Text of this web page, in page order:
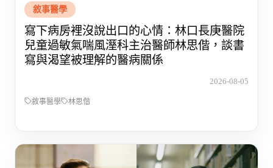
敘事醫學
寫下病房裡沒說出口的心情：林口長庚醫院
兒童過敏氣喘風溼科主治醫師林思偕，談書
寫與渴望被理解的醫病關係
2026-08-05
敘事醫學 林思偕